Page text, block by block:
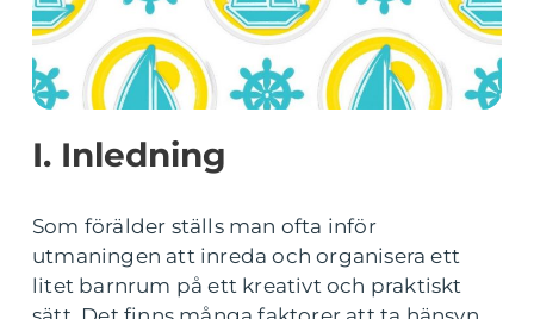
I. Inledning
Som förälder ställs man ofta inför
utmaningen att inreda och organisera ett
litet barnrum på ett kreativt och praktiskt